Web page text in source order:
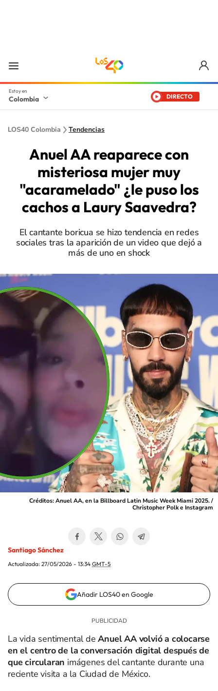
Colombia DIRECTO
LOS40 Colombia Tendencias
Anuel AA reaparece con
misteriosa mujer muy
"acaramelado" ¿le puso los
cachos a Laury Saavedra?
El cantante boricua se hizo tendencia en redes
sociales tras la aparición de un video que dejó a
más de uno en shock
Créditos: Anuel AA, en la Billboard Latin Music Week Miami 2025. /
Christopher Polk e Instagram
Santiago Sánchez
Actualizada: 27/05/2026 - 13:34 GMT-5
Añadir LOS40 en Google
La vida sentimental deAnuel AA volvió a colocarse
en el centro de la conversación digital después de
que circularan imágenes del cantante durante una
reciente visita a la Ciudad de México.